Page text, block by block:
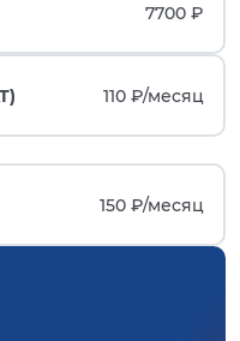
7700 ₽
110 ₽/месяц
150 ₽/месяц